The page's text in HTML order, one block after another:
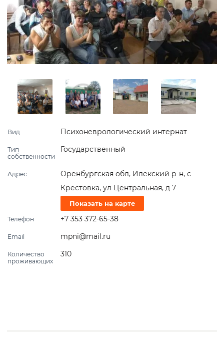
Вид Психоневрологический интернат
Тип
собственности
Государственный
Адрес
Оренбургская обл, Илекский р-н, с
Крестовка, ул Центральная, д 7
Показать на карте
Телефон +7 353 372-65-38
Email mpni@mail.ru
Количество
проживающих
310